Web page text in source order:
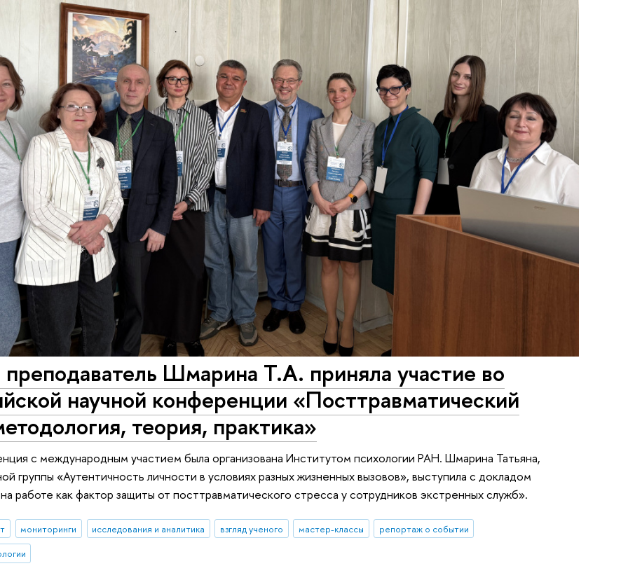
Шмарина Т.А. приняла участие во
научной конференции «Посттравматический
теория, практика»
с международным участием была организована Институтом психологии РАН. Шмарина Татьяна,
группы «Аутентичность личности в условиях разных жизненных вызовов», выступила с докладом
работе как фактор защиты от посттравматического стресса у сотрудников экстренных служб».
мониторинги исследования и аналитика взгляд ученого мастер-классы
репортаж о событии